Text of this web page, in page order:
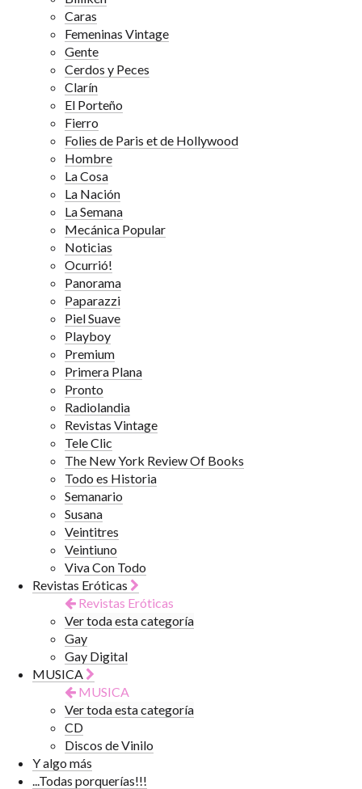
Caras
Femeninas Vintage
Gente
Cerdos y Peces
Clarín
El Porteño
Fierro
Folies de Paris et de Hollywood
Hombre
La Cosa
La Nación
La Semana
Mecánica Popular
Noticias
Ocurrió!
Panorama
Paparazzi
Piel Suave
Playboy
Premium
Primera Plana
Pronto
Radiolandia
Revistas Vintage
Tele Clic
The New York Review Of Books
Todo es Historia
Semanario
Susana
Veintitres
Veintiuno
Viva Con Todo
Revistas Eróticas
Revistas Eróticas
Ver toda esta categoría
Gay
Gay Digital
MUSICA
MUSICA
Ver toda esta categoría
CD
Discos de Vinilo
Y algo más
...Todas porquerías!!!